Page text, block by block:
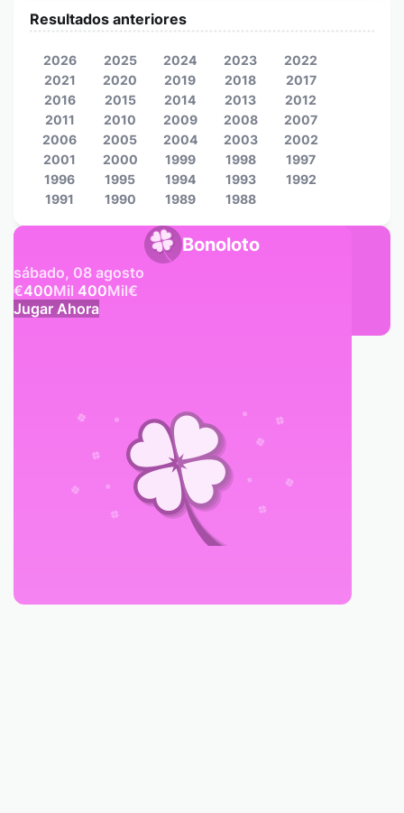
Bonoloto
sábado, 08 agosto
€400Mil 400Mil€
Jugar Ahora
Resultados anteriores
2026 2025 2024 2023
2022
2021
2020 2019 2018
2017
2016
2015 2014 2013
2012
2011
2010 2009 2008
2007
2006
2005 2004 2003
2002
2001
2000 1999 1998
1997
1996
1995 1994 1993
1992
1991
1990 1989 1988